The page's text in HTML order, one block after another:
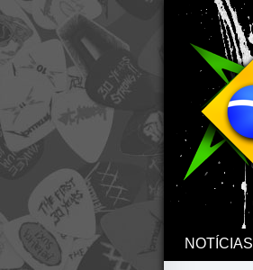
NOTÍCIAS